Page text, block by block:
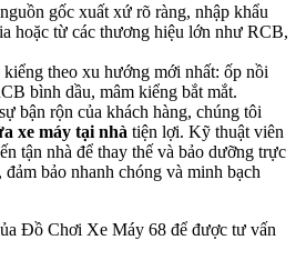
gốc xuất xứ rõ ràng, nhập khẩu
hoặc từ các thương hiệu lớn như RCB,
theo xu hướng mới nhất: ốp nồi
bình dầu, mâm kiểng bắt mắt.
bận rộn của khách hàng, chúng tôi
xe máy tại nhà tiện lợi. Kỹ thuật viên
tận nhà để thay thế và bảo dưỡng trực
đảm bảo nhanh chóng và minh bạch
Đồ Chơi Xe Máy 68 để được tư vấn